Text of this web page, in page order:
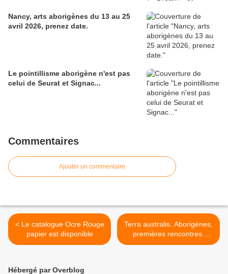
Nancy, arts aborigènes du 13 au 25
avril 2026, prenez date.
Le pointillisme aborigène n'est pas
celui de Seurat et Signac...
Commentaires
Ajouter un commentaire
< Le catalogue Ocre Rouge
papier est disponible
Terra australis. Aborigènes,
premières rencontres.
Roman de Jo Frehel >
Hébergé par Overblog